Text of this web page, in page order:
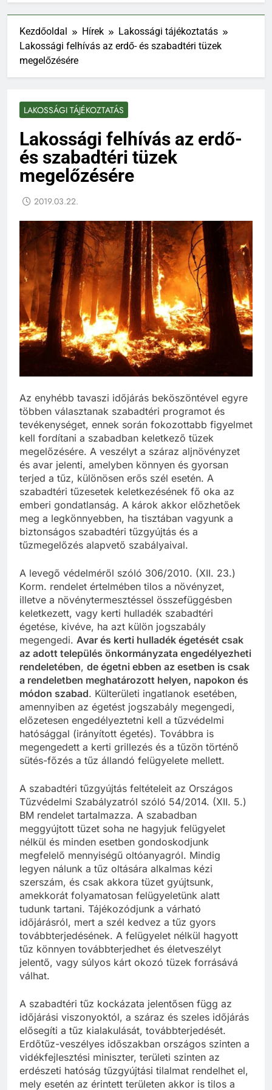
Kezdőoldal Hírek
Lakossági tájékoztatás
Lakossági felhívás az erdő- és szabadtéri tüzek
megelőzésére
LAKOSSÁGI TÁJÉKOZTATÁS
Lakossági felhívás az erdő-
és szabadtéri tüzek
megelőzésére
2019.03.22.
Az enyhébb tavaszi időjárás beköszöntével egyre
többen választanak szabadtéri programot és
tevékenységet, ennek során fokozottabb figyelmet
kell fordítani a szabadban keletkező tüzek
megelőzésére. A veszélyt a száraz aljnövényzet
és avar jelenti, amelyben könnyen és gyorsan
terjed a tűz, különösen erős szél esetén. A
szabadtéri tűzesetek keletkezésének fő oka az
emberi gondatlanság. A károk akkor előzhetőek
meg a legkönnyebben, ha tisztában vagyunk a
biztonságos szabadtéri tűzgyújtás és a
tűzmegelőzés alapvető szabályaival.
A levegő védelméről szóló 306/2010. (XII. 23.)
Korm. rendelet értelmében tilos a növényzet,
illetve a növénytermesztéssel összefüggésben
keletkezett, vagy kerti hulladék szabadtéri
égetése, kivéve, ha azt külön jogszabály
megengedi. Avar és kerti hulladék égetését csak
az adott település önkormányzata engedélyezheti
rendeletében, de égetni ebben az esetben is csak
a rendeletben meghatározott helyen, napokon és
módon szabad. Külterületi ingatlanok esetében,
amennyiben az égetést jogszabály megengedi,
előzetesen engedélyeztetni kell a tűzvédelmi
hatósággal (irányított égetés). Továbbra is
megengedett a kerti grillezés és a tűzön történő
sütés-főzés a tűz állandó felügyelete mellett.
A szabadtéri tűzgyújtás feltételeit az Országos
Tűzvédelmi Szabályzatról szóló 54/2014. (XII. 5.)
BM rendelet tartalmazza. A szabadban
meggyújtott tüzet soha ne hagyjuk felügyelet
nélkül és minden esetben gondoskodjunk
megfelelő mennyiségű oltóanyagról. Mindig
legyen nálunk a tűz oltására alkalmas kézi
szerszám, és csak akkora tüzet gyújtsunk,
amekkorát folyamatosan felügyeletünk alatt
tudunk tartani. Tájékozódjunk a várható
időjárásról, mert a szél kedvez a tűz gyors
továbbterjedésének. A felügyelet nélkül hagyott
tűz könnyen továbbterjedhet és életveszélyt
jelentő, vagy súlyos kárt okozó tüzek forrásává
válhat.
A szabadtéri tűz kockázata jelentősen függ az
időjárási viszonyoktól, a száraz és szeles időjárás
elősegíti a tűz kialakulását, továbbterjedését.
Erdőtűz-veszélyes időszakban országos szinten a
vidékfejlesztési miniszter, területi szinten az
erdészeti hatóság tűzgyújtási tilalmat rendelhet el,
mely esetén az érintett területen akkor is tilos a